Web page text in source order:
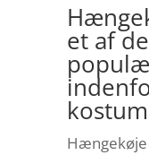
et af
Hængekøje